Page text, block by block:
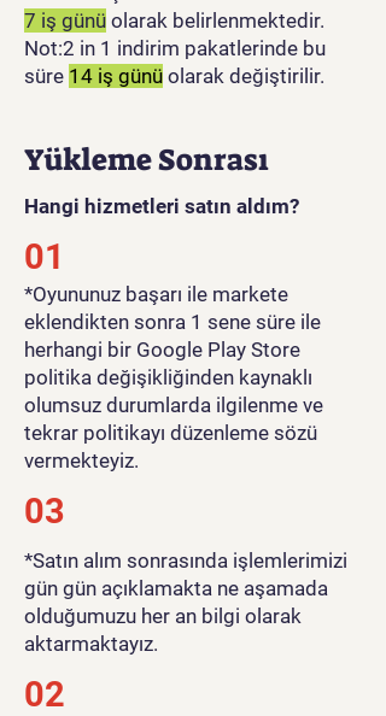
7 iş günü olarak belirlenmektedir.
Not:2 in 1 indirim pakatlerinde bu
süre 14 iş günü olarak değiştirilir.
Yükleme Sonrası
Hangi hizmetleri satın aldım?
01
​*Oyununuz başarı ile markete
eklendikten sonra 1 sene süre ile
herhangi bir Google Play Store
politika değişikliğinden kaynaklı
olumsuz durumlarda ilgilenme ve
tekrar politikayı düzenleme sözü
vermekteyiz.
03
*Satın alım sonrasında işlemlerimizi
gün gün açıklamakta ne aşamada
olduğumuzu her an bilgi olarak
aktarmaktayız.
02